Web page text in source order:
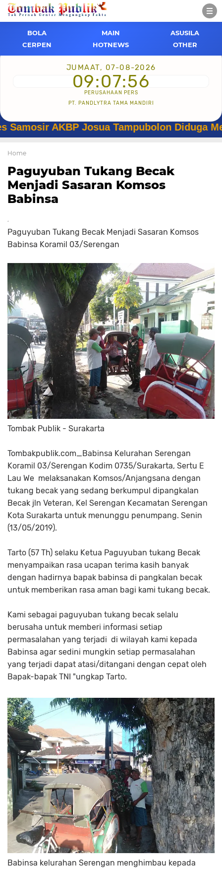
BOLA MAIN
ASUSILA
CERPEN
HOTNEWS OTHER
JUMAAT, 07-08-2026
09:07:57
PERUSAHAAN PERS
PT. PANDLYTRA TAMA MANDIRI
AKBP Josua Tampubolon Diduga
Home
Paguyuban Tukang Becak
Menjadi Sasaran Komsos
Babinsa
Paguyuban Tukang Becak Menjadi Sasaran Komsos
Babinsa Koramil 03/Serengan
Tombak Publik - Surakarta
Tombakpublik.com_Babinsa Kelurahan Serengan
Koramil 03/Serengan Kodim 0735/Surakarta, Sertu E
Lau We melaksanakan Komsos/Anjangsana dengan
tukang becak yang sedang berkumpul dipangkalan
Becak jln Veteran, Kel Serengan Kecamatan Serengan
Kota Surakarta untuk menunggu penumpang. Senin
(13/05/2019).
Tarto (57 Th) selaku Ketua Paguyuban tukang Becak
menyampaikan rasa ucapan terima kasih banyak
dengan hadirnya bapak babinsa di pangkalan becak
untuk memberikan rasa aman bagi kami tukang becak.
Kami sebagai paguyuban tukang becak selalu
berusaha untuk memberi informasi setiap
permasalahan yang terjadi di wilayah kami kepada
Babinsa agar sedini mungkin setiap permasalahan
yang terjadi dapat atasi/ditangani dengan cepat oleh
Bapak-bapak TNI "ungkap Tarto.
Babinsa kelurahan Serengan menghimbau kepada